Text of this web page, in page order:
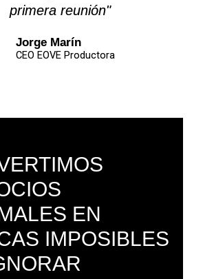
primera reunión"
Jorge Marín
CEO EOVE Productora
EN
IMPOSIBLES